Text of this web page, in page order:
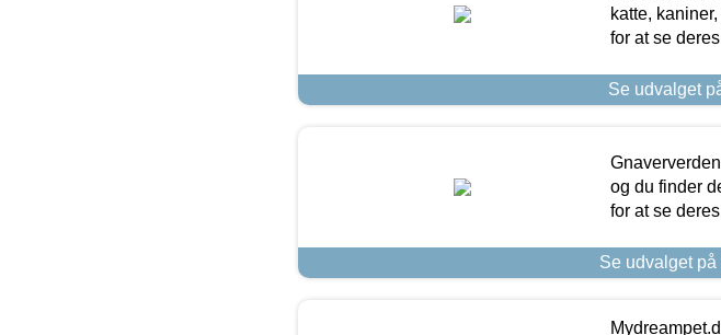
katte,
for at se
Se udvalget
og du finder
for at se
Se udvalget